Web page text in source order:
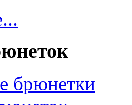
брюнетки